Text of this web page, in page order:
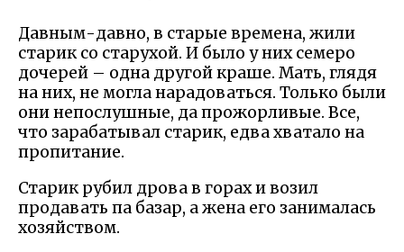
Давным-давно, в старые времена, жили
старик со старухой. И было у них семеро
дочерей – одна другой краше. Мать, глядя
на них, не могла нарадоваться. Только были
они непослушные, да прожорливые. Все,
что зарабатывал старик, едва хватало на
пропитание.
Старик рубил дрова в горах и возил
продавать па базар, а жена его занималась
хозяйством.